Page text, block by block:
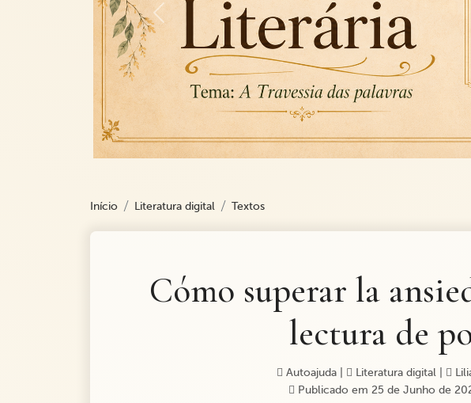
Previous
Início Literatura digital Textos
Cómo superar la
lectura de
Autoajuda Literatura digital
Publicado em 25 de Junho de